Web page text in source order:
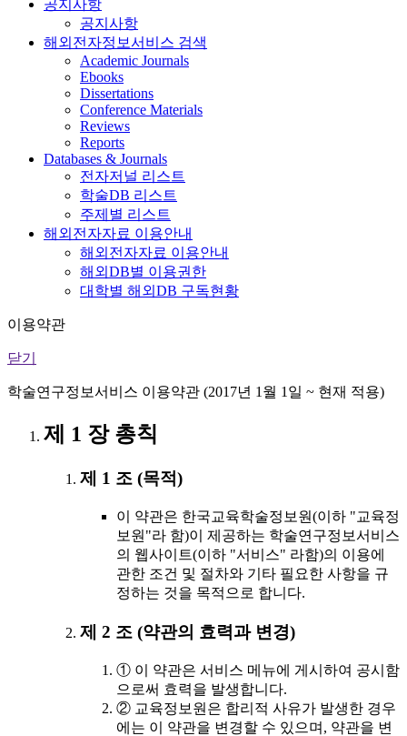
공지사항
공지사항
해외전자정보서비스 검색
Academic Journals
Ebooks
Dissertations
Conference Materials
Reviews
Reports
Databases & Journals
전자저널 리스트
학술DB 리스트
주제별 리스트
해외전자자료 이용안내
해외전자자료 이용안내
해외DB별 이용권한
대학별 해외DB 구독현황
이용약관
닫기
학술연구정보서비스 이용약관 (2017년 1월 1일 ~ 현재 적용)
제 1 장 총칙
제 1 조 (목적)
이 약관은 한국교육학술정보원(이하 "교육정
보원"라 함)이 제공하는 학술연구정보서비스
의 웹사이트(이하 "서비스" 라함)의 이용에
관한 조건 및 절차와 기타 필요한 사항을 규
정하는 것을 목적으로 합니다.
제 2 조 (약관의 효력과 변경)
① 이 약관은 서비스 메뉴에 게시하여 공시함
으로써 효력을 발생합니다.
② 교육정보원은 합리적 사유가 발생한 경우
에는 이 약관을 변경할 수 있으며, 약관을 변